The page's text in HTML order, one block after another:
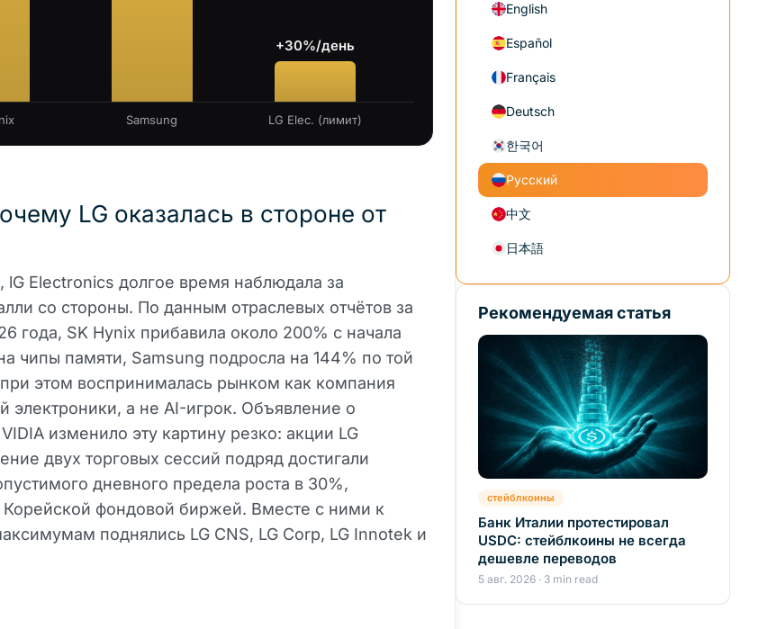
+30%/день
Samsung LG Elec. (лимит)
LG оказалась в стороне от
Electronics долгое время наблюдала за
со стороны. По данным отраслевых отчётов за
года, SK Hynix прибавила около 200% с начала
чипы памяти, Samsung подросла на 144% по той
этом воспринималась рынком как компания
электроники, а не AI-игрок. Объявление о
изменило эту картину резко: акции LG
двух торговых сессий подряд достигали
дневного предела роста в 30%,
Корейской фондовой биржей. Вместе с ними к
поднялись LG CNS, LG Corp, LG Innotek и
English
Español
Français
Deutsch
한국어
Русский
中文
日本語
Рекомендуемая статья
стейблкоины
Банк Италии протестировал
USDC: стейблкоины не всегда
дешевле переводов
5 авг. 2026 · 3 min read